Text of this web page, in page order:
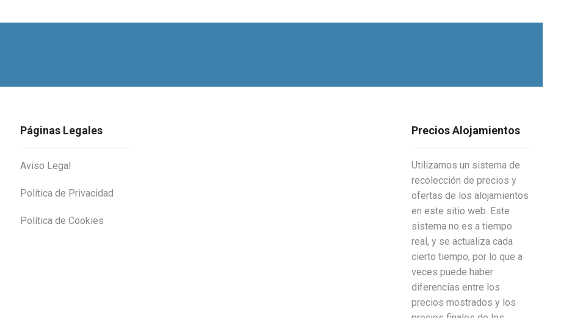
Páginas Legales
Aviso Legal
Política de Privacidad
Política de Cookies
Precios Alojamientos
Utilizamos un sistema de
recolección de precios y
ofertas de los alojamientos
en este sitio web. Este
sistema no es a tiempo
real, y se actualiza cada
cierto tiempo, por lo que a
veces puede haber
diferencias entre los
precios mostrados y los